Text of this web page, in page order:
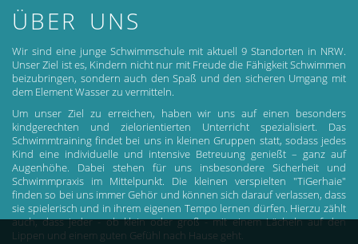
ÜBER UNS
Wir sind eine junge Schwimmschule mit aktuell 9 Standorten in NRW.
Unser Ziel ist es, Kindern nicht nur mit Freude die Fähigkeit Schwimmen
beizubringen, sondern auch den Spaß und den sicheren Umgang mit
dem Element Wasser zu vermitteln.
Um unser Ziel zu erreichen, haben wir uns auf einen besonders
kindgerechten und zielorientierten Unterricht spezialisiert. Das
Schwimmtraining findet bei uns in kleinen Gruppen statt, sodass jedes
Kind eine individuelle und intensive Betreuung genießt – ganz auf
Augenhöhe. Dabei stehen für uns insbesondere Sicherheit und
Schwimmpraxis im Mittelpunkt. Die kleinen verspielten "TiGerhaie"
finden so bei uns immer Gehör und können sich darauf verlassen, dass
sie spielerisch und in ihrem eigenen Tempo lernen dürfen. Hierzu zählt
auch, dass jeder - ob klein oder groß - mit einem Lächeln auf den
Lippen und einem guten Gefühl nach Hause geht.